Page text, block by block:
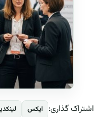
اشتراک گذاری: ایکس